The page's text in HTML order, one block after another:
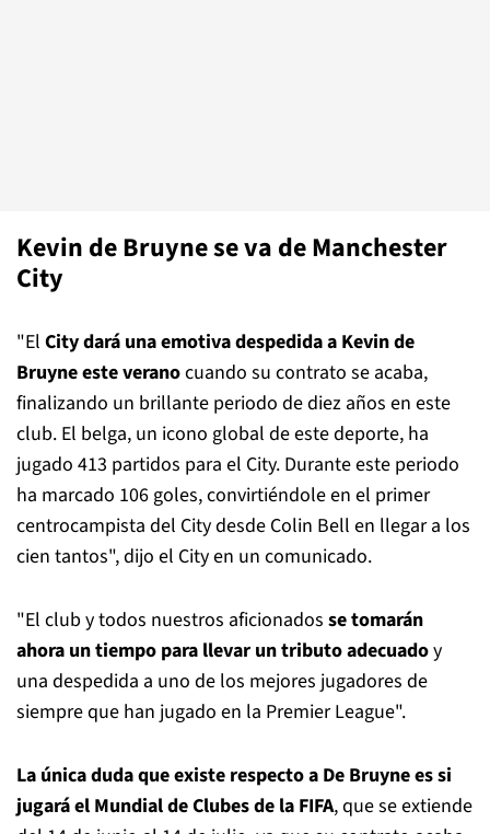
Kevin de Bruyne se va de Manchester
City
"El City dará una emotiva despedida a Kevin de
Bruyne este veranocuando su contrato se acaba,
finalizando un brillante periodo de diez años en este
club. El belga, un icono global de este deporte, ha
jugado 413 partidos para el City. Durante este periodo
ha marcado 106 goles, convirtiéndole en el primer
centrocampista del City desde Colin Bell en llegar a los
cien tantos", dijo el City en un comunicado.
"El club y todos nuestros aficionados se tomarán
ahora un tiempo para llevar un tributo adecuadoy
una despedida a uno de los mejores jugadores de
siempre que han jugado en la Premier League".
La única duda que existe respecto a De Bruyne es si
jugará el Mundial de Clubes de la FIFA, que se extiende